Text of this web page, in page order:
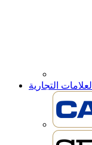
العلامات التجارية